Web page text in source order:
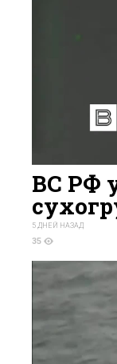
ВС РФ
5 ДНЕЙ НАЗАД
35